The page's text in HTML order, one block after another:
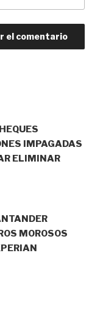
IMPAGADAS
ELIMINAR
MOROSOS